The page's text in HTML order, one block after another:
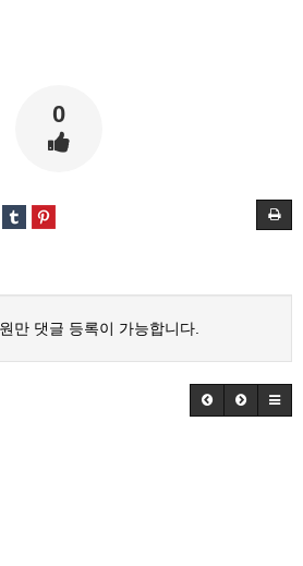
0
만 댓글 등록이 가능합니다.